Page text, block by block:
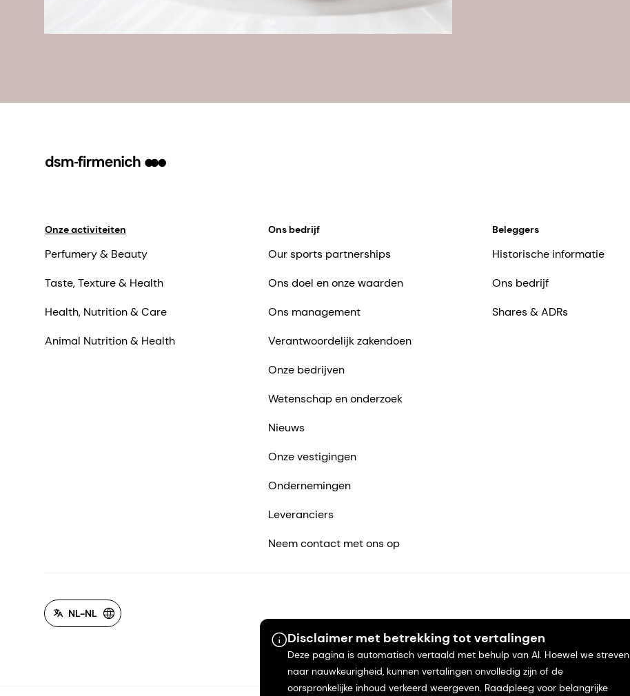
Disclaimer met betrekking tot vertalingen
Deze pagina is automatisch vertaald met behulp van AI. Hoewel we streven
naar nauwkeurigheid, kunnen vertalingen onvolledig zijn of de
oorspronkelijke inhoud verkeerd weergeven. Raadpleeg voor belangrijke
Onze activiteiten
Perfumery & Beauty
Taste, Texture & Health
Health, Nutrition & Care
Animal Nutrition & Health
Ons bedrijf
Our sports partnerships
Ons doel en onze waarden
Ons management
Verantwoordelijk zakendoen
Onze bedrijven
Wetenschap en onderzoek
Nieuws
Onze vestigingen
Ondernemingen
Leveranciers
Neem contact met ons op
Beleggers
Historische informatie
Ons bedrijf
Shares & ADRs
NL-NL